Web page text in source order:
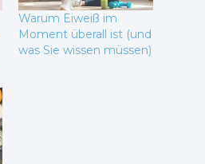
Warum Eiweiß im
Moment überall ist (und
was Sie wissen müssen)